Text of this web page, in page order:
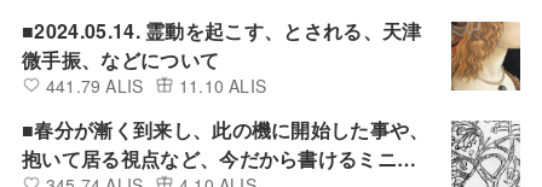
■2024.05.14. 霊動を起こす、とされる、天津
微手振、などについて
441.79 ALIS 11.10 ALIS
■春分が漸く到来し、此の機に開始した事や、
抱いて居る視点など、今だから書けるミニ雑